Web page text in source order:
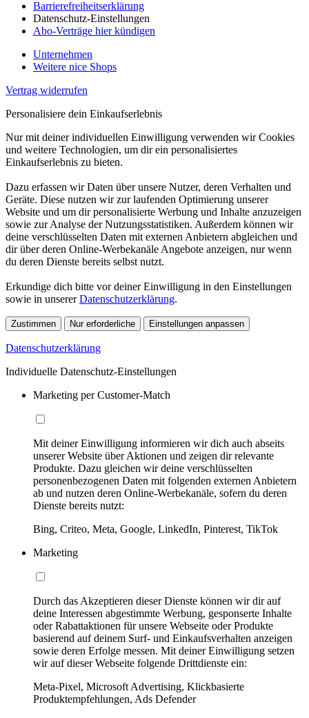
Barrierefreiheitserklärung
Datenschutz-Einstellungen
Abo-Verträge hier kündigen
Unternehmen
Weitere nice Shops
Vertrag widerrufen
Personalisiere dein Einkaufserlebnis
Nur mit deiner individuellen Einwilligung verwenden wir Cookies
und weitere Technologien, um dir ein personalisiertes
Einkaufserlebnis zu bieten.
Dazu erfassen wir Daten über unsere Nutzer, deren Verhalten und
Geräte. Diese nutzen wir zur laufenden Optimierung unserer
Website und um dir personalisierte Werbung und Inhalte anzuzeigen
sowie zur Analyse der Nutzungsstatistiken. Außerdem können wir
deine verschlüsselten Daten mit externen Anbietern abgleichen und
dir über deren Online-Werbekanäle Angebote anzeigen, nur wenn
du deren Dienste bereits selbst nutzt.
Erkundige dich bitte vor deiner Einwilligung in den Einstellungen
sowie in unsererDatenschutzerklärung.
Zustimmen Nur erforderliche Einstellungen anpassen
Datenschutzerklärung
Individuelle Datenschutz-Einstellungen
Marketing per Customer-Match
Mit deiner Einwilligung informieren wir dich auch abseits
unserer Website über Aktionen und zeigen dir relevante
Produkte. Dazu gleichen wir deine verschlüsselten
personenbezogenen Daten mit folgenden externen Anbietern
ab und nutzen deren Online-Werbekanäle, sofern du deren
Dienste bereits nutzt:
Bing, Criteo, Meta, Google, LinkedIn, Pinterest, TikTok
Marketing
Durch das Akzeptieren dieser Dienste können wir dir auf
deine Interessen abgestimmte Werbung, gesponserte Inhalte
oder Rabattaktionen für unsere Webseite oder Produkte
basierend auf deinem Surf- und Einkaufsverhalten anzeigen
sowie deren Erfolge messen. Mit deiner Einwilligung setzen
wir auf dieser Webseite folgende Drittdienste ein:
Meta-Pixel, Microsoft Advertising, Klickbasierte
Produktempfehlungen, Ads Defender